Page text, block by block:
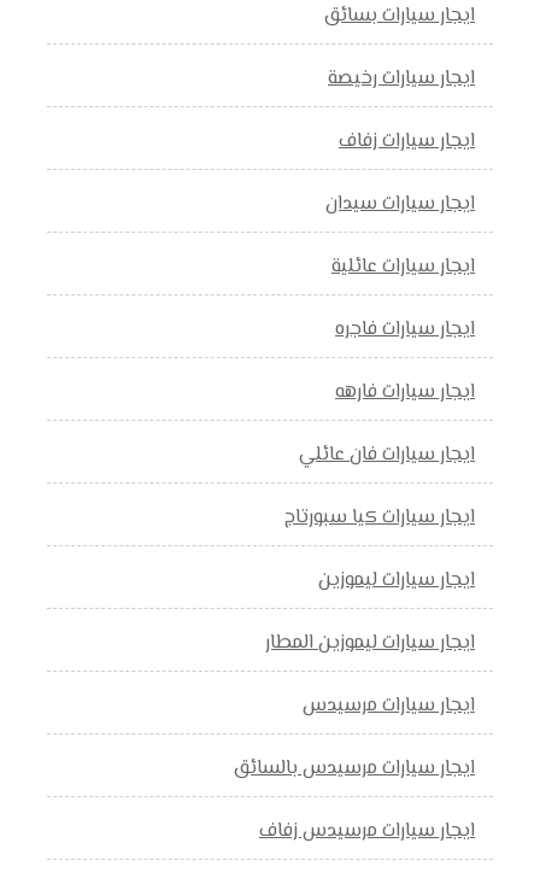
ايجار سيارات بسائق
ايجار سيارات رخيصة
ايجار سيارات زفاف
ايجار سيارات سيدان
ايجار سيارات عائلية
ايجار سيارات فاجره
ايجار سيارات فارهه
ايجار سيارات فان عائلي
ايجار سيارات كيا سبورتاج
ايجار سيارات ليموزين
ايجار سيارات ليموزين المطار
ايجار سيارات مرسيدس
ايجار سيارات مرسيدس بالسائق
ايجار سيارات مرسيدس زفاف